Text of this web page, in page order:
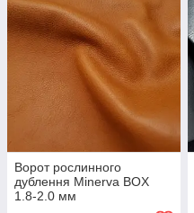
Ворот рослинного
дублення Minerva BOX
1.8-2.0 мм